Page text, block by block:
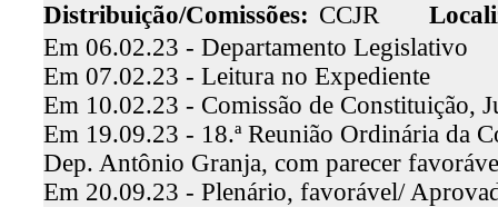
Distribuição/Comissões: CCJR
Em 06.02.23 - Departamento Legislativo
Em 07.02.23 - Leitura no Expediente
Em 10.02.23 - Comissão de Constituição,
Em 19.09.23 - 18.ª Reunião Ordinária da
Dep. Antônio Granja, com parecer
Em 20.09.23 - Plenário, favorável/